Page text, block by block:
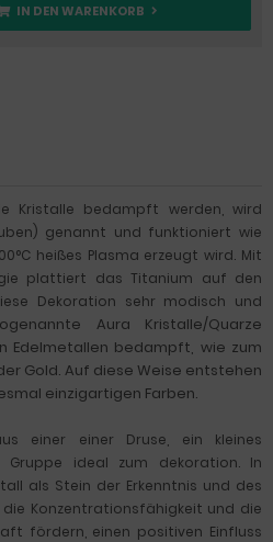
IN DEN WARENKORB
Kristalle bedampft werden, wird
genannt und funktioniert wie
heißes Plasma erzeugt wird. Mit
plattiert das Titanium auf den
Dekoration sehr modisch und
Aura Kristalle/Quarze
Edelmetallen bedampft, wie zum
Gold. Auf diese Weise entstehen
einzigartigen Farben.
einer einer Druse, ein kleines
Gruppe ideal zum dekoration. In
als Stein der Erkenntnis und des
Konzentrationsfähigkeit und die
fördern, einen positiven Einfluss